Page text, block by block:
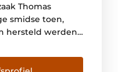
Thomas
smidse toen,
hersteld werden.
leiden,